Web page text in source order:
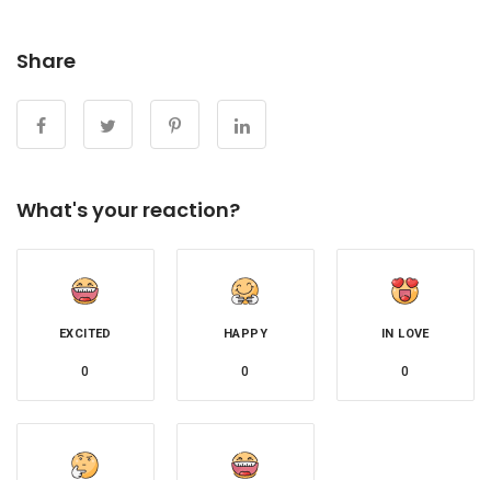
Share
What's your reaction?
EXCITED
0
HAPPY
0
IN LOVE
0